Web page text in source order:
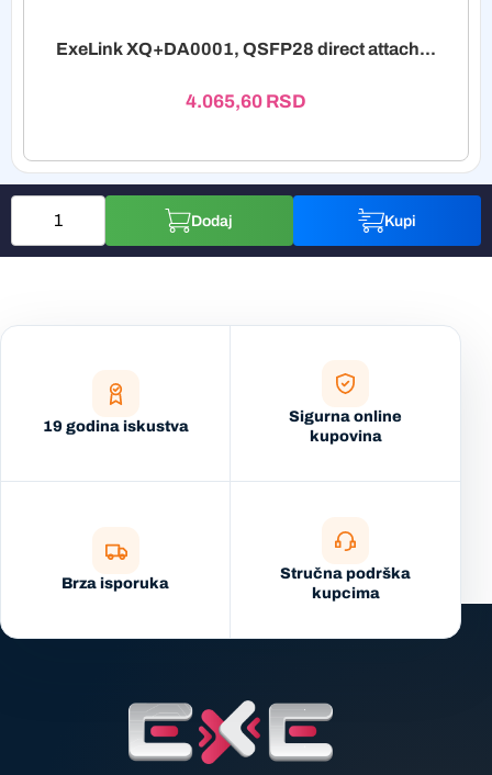
ExeLink XQ+DA0001, QSFP28 direct attach...
4.065,60 RSD
Dodaj Kupi
19 godina iskustva
Sigurna online
kupovina
Brza isporuka
Stručna podrška
kupcima